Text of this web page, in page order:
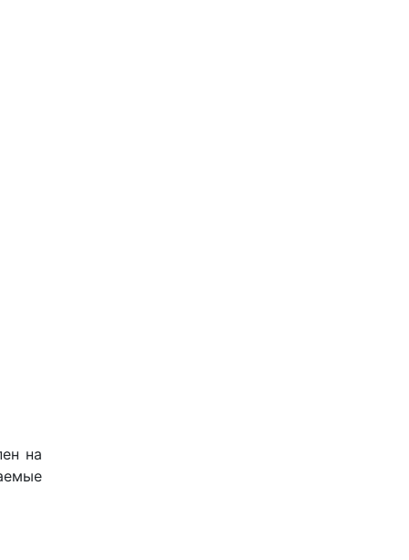
на